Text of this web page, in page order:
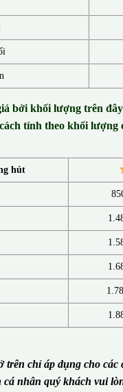
bởi khối lượng trên
tính theo khối lượng
hút
trên chỉ áp dụng cho
cá nhân quý khách vui